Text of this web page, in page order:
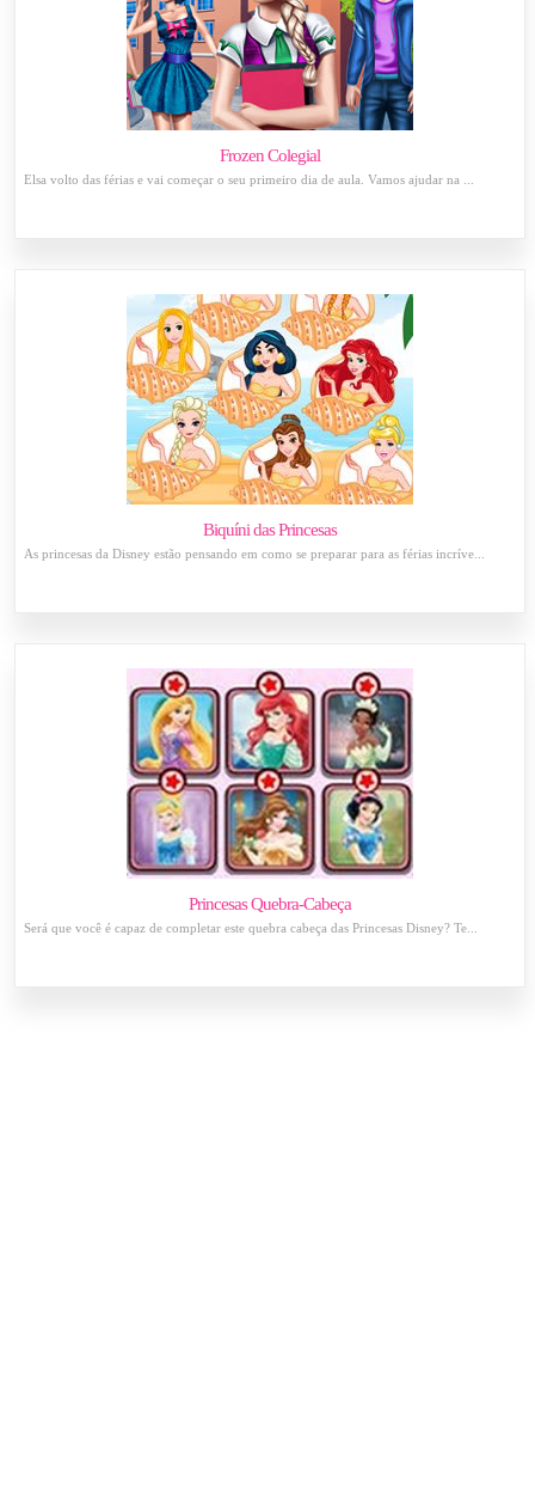
Frozen Colegial
Elsa volto das férias e vai começar o seu primeiro dia de aula. Vamos ajudar na ...
Biquíni das Princesas
As princesas da Disney estão pensando em como se preparar para as férias incríve...
Princesas Quebra-Cabeça
Será que você é capaz de completar este quebra cabeça das Princesas Disney? Te...